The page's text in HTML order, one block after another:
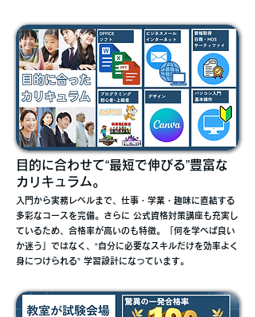
目的に合わせて“最短で伸びる”豊富な
カリキュラム。
入門から実務レベルまで、仕事・学業・趣味に直結する
多彩なコースを完備。さらに 公式資格対策講座も充実し
ているため、合格率が高いのも特徴。「何を学べば良い
か迷う」ではなく、“自分に必要なスキルだけを効率よく
身につけられる” 学習設計になっています。